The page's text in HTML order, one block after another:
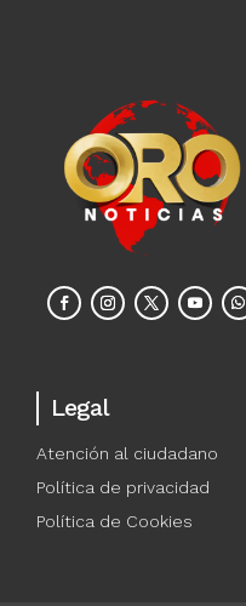
Legal
Atención al ciudadano
Política de privacidad
Política de Cookies